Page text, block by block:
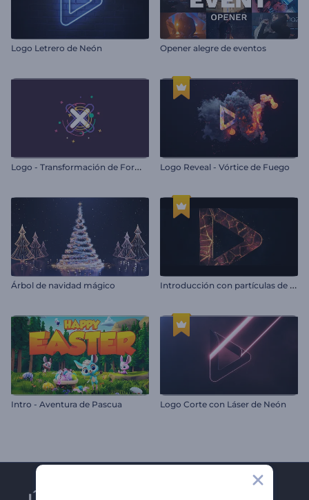
Logo Letrero de Neón Opener alegre de eventos
L
ogo - Transformación de Formas Logo Reveal - Vórtice de Fuego
Árbol de navidad mágico I
ntroducción con partículas de llama brillante
Intro - Aventura de Pascua Logo Corte con Láser de Neón